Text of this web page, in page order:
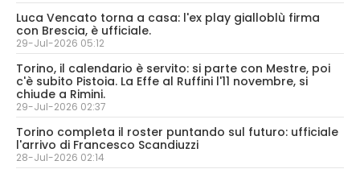
Luca Vencato torna a casa: l'ex play gialloblù firma
con Brescia, è ufficiale.
29-Jul-2026 05:12
Torino, il calendario è servito: si parte con Mestre, poi
c'è subito Pistoia. La Effe al Ruffini l'11 novembre, si
chiude a Rimini.
29-Jul-2026 02:37
Torino completa il roster puntando sul futuro: ufficiale
l'arrivo di Francesco Scandiuzzi
28-Jul-2026 02:14